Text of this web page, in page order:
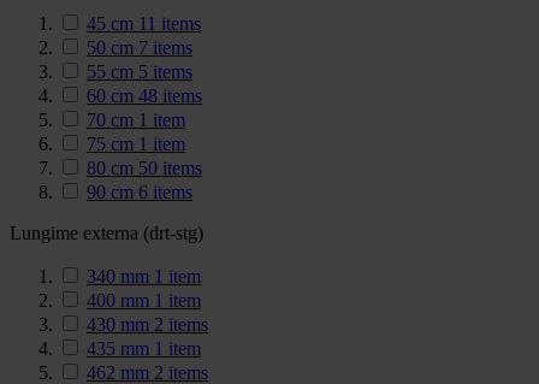
45 cm 11 items
50 cm 7 items
55 cm 5 items
60 cm 48 items
70 cm 1 item
75 cm 1 item
80 cm 50 items
90 cm 6 items
Lungime externa (drt-stg)
340 mm 1 item
400 mm 1 item
430 mm 2 items
435 mm 1 item
462 mm 2 items